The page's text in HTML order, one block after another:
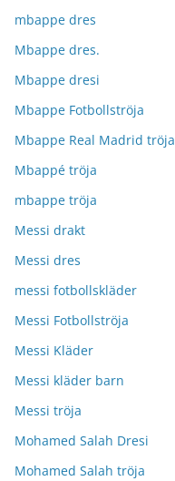
mbappe dres
Mbappe dres.
Mbappe dresi
Mbappe Fotbollströja
Mbappe Real Madrid tröja
Mbappé tröja
mbappe tröja
Messi drakt
Messi dres
messi fotbollskläder
Messi Fotbollströja
Messi Kläder
Messi kläder barn
Messi tröja
Mohamed Salah Dresi
Mohamed Salah tröja